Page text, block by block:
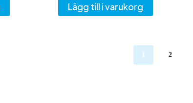
Lägg till i varukorg
2